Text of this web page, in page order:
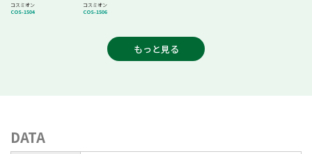
コスミオン
COS-1504
コスミオン
COS-1506
もっと見る
DATA